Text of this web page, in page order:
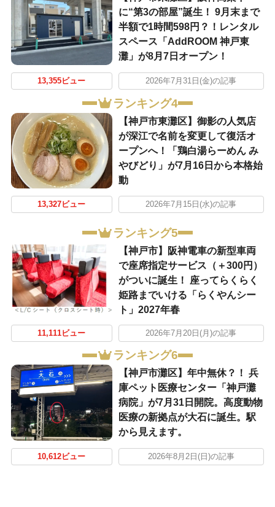
に“第3の部屋”誕生！ 9月末まで
半額で1時間598円？！レンタル
スペース「AddROOM 神戸東
灘」が8月7日オープン！
13,355ビュー 2026年7月31日(金)の記事
ランキング4
【神戸市東灘区】御影の人気店
が深江で名前を変更して復活オ
ープンへ！「鶏白湯らーめん み
やびどり」が7月16日から本格始
動
13,327ビュー 2026年7月15日(水)の記事
ランキング5
【神戸市】阪神電車の新型車両
で座席指定サービス（＋300円）
がついに誕生！ 座ってらくらく
姫路までいける「らくやんシー
ト」2027年春
11,111ビュー 2026年7月20日(月)の記事
ランキング6
【神戸市灘区】年中無休？！ 兵
庫ペット医療センター「神戸灘
病院」が7月31日開院。高度動物
医療の新拠点が大石に誕生。駅
から見えます。
10,612ビュー 2026年8月2日(日)の記事